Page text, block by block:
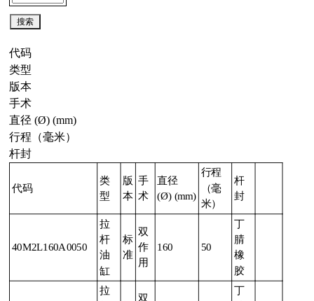
代码
类型
版本
手术
直径 (Ø) (mm)
行程（毫米）
杆封
代码
类
型
版
本
手
术
直径
(Ø) (mm)
行程
（毫
米）
杆
封
40M2L160A0050
拉
杆
油
缸
标
准
双
作
用
160 50
丁
腈
橡
胶
拉
双
丁